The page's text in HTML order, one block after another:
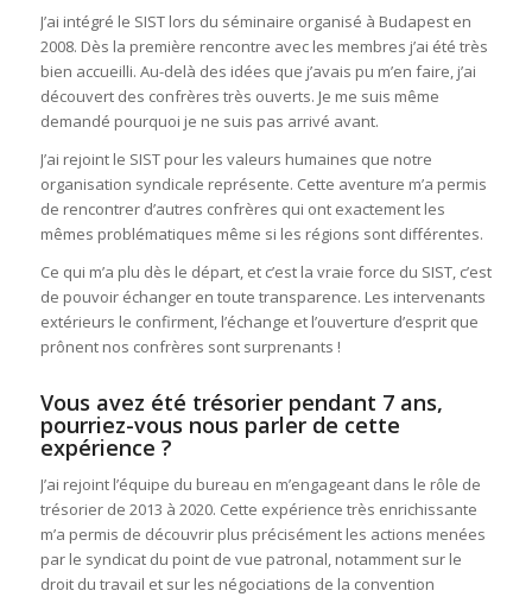
J’ai intégré le SIST lors du séminaire organisé à Budapest en
2008. Dès la première rencontre avec les membres j’ai été très
bien accueilli. Au-delà des idées que j’avais pu m’en faire, j’ai
découvert des confrères très ouverts. Je me suis même
demandé pourquoi je ne suis pas arrivé avant.
J’ai rejoint le SIST pour les valeurs humaines que notre
organisation syndicale représente. Cette aventure m’a permis
de rencontrer d’autres confrères qui ont exactement les
mêmes problématiques même si les régions sont différentes.
Ce qui m’a plu dès le départ, et c’est la vraie force du SIST, c’est
de pouvoir échanger en toute transparence. Les intervenants
extérieurs le confirment, l’échange et l’ouverture d’esprit que
prônent nos confrères sont surprenants !
Vous avez été trésorier pendant 7 ans,
pourriez-vous nous parler de cette
expérience ?
J’ai rejoint l’équipe du bureau en m’engageant dans le rôle de
trésorier de 2013 à 2020. Cette expérience très enrichissante
m’a permis de découvrir plus précisément les actions menées
par le syndicat du point de vue patronal, notamment sur le
droit du travail et sur les négociations de la convention